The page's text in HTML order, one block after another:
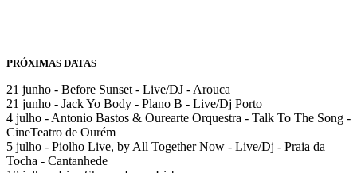
PRÓXIMAS DATAS
21 junho - Before Sunset - Live/DJ - Arouca
21 junho - Jack Yo Body - Plano B - Live/Dj Porto
4 julho - Antonio Bastos & Ourearte Orquestra - Talk To The Song -
CineTeatro de Ourém
5 julho - Piolho Live, by All Together Now - Live/Dj - Praia da
Tocha - Cantanhede